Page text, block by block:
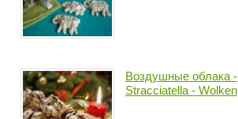
Воздушные облака -
Stracciatella - Wolken